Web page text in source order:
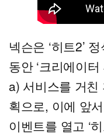
넥슨은 ‘히트2’
동안 ‘크리에이
a) 서비스를 거친
획으로, 이에 앞
이벤트를 열고 ‘